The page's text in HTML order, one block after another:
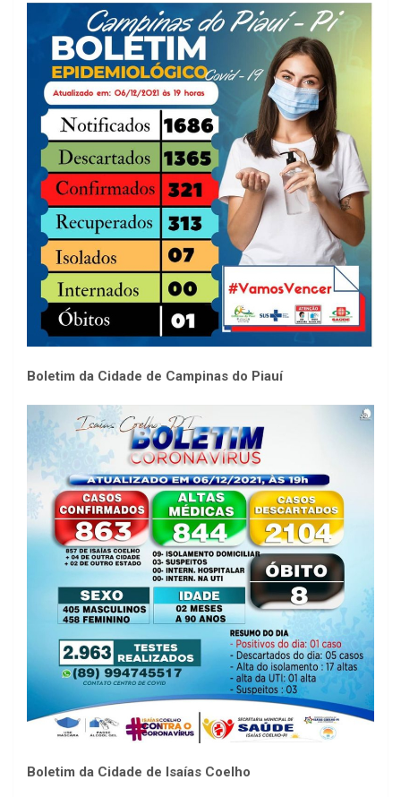
Boletim da Cidade de Campinas do Piauí
Boletim da Cidade de Isaías Coelho